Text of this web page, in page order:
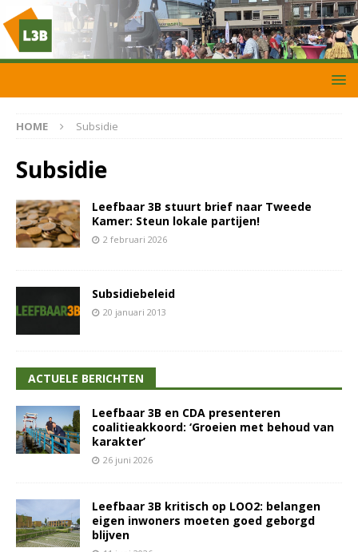
HOME Subsidie
Subsidie
Leefbaar 3B stuurt brief naar Tweede
Kamer: Steun lokale partijen!
2 februari 2026
Subsidiebeleid
20 januari 2013
ACTUELE BERICHTEN
Leefbaar 3B en CDA presenteren
coalitieakkoord: ‘Groeien met behoud van
karakter’
26 juni 2026
Leefbaar 3B kritisch op LOO2: belangen
eigen inwoners moeten goed geborgd
blijven